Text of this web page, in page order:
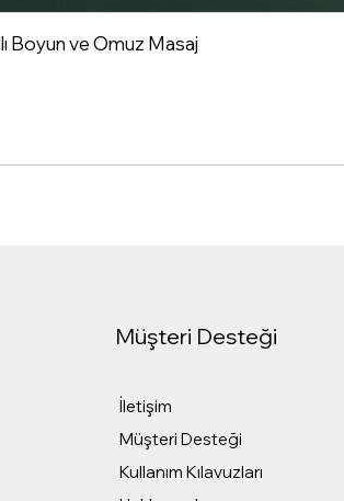
Boyun ve Omuz Masaj
Müşteri Desteği
İletişim
Müşteri Desteği
Kullanım Kılavuzları